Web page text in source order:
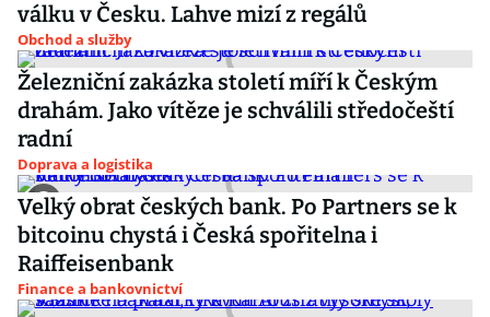
válku v Česku. Lahve mizí z regálů
Obchod a služby
Železniční zakázka století míří k Českým
drahám. Jako vítěze je schválili středočeští
radní
Doprava a logistika
Velký obrat českých bank. Po Partners se k
bitcoinu chystá i Česká spořitelna i
Raiffeisenbank
Finance a bankovnictví